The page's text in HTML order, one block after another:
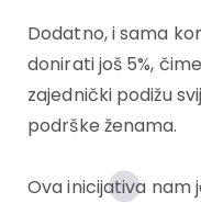
Dodatno, i sama
donirati još 5%,
zajednički podižu
podrške ženama.
Ova inicijativa nam